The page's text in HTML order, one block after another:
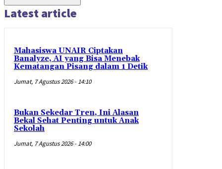
Latest article
Mahasiswa UNAIR Ciptakan
Banalyze, AI yang Bisa Menebak
Kematangan Pisang dalam 1 Detik
Jumat, 7 Agustus 2026 - 14:10
Bukan Sekedar Tren, Ini Alasan
Bekal Sehat Penting untuk Anak
Sekolah
Jumat, 7 Agustus 2026 - 14:00